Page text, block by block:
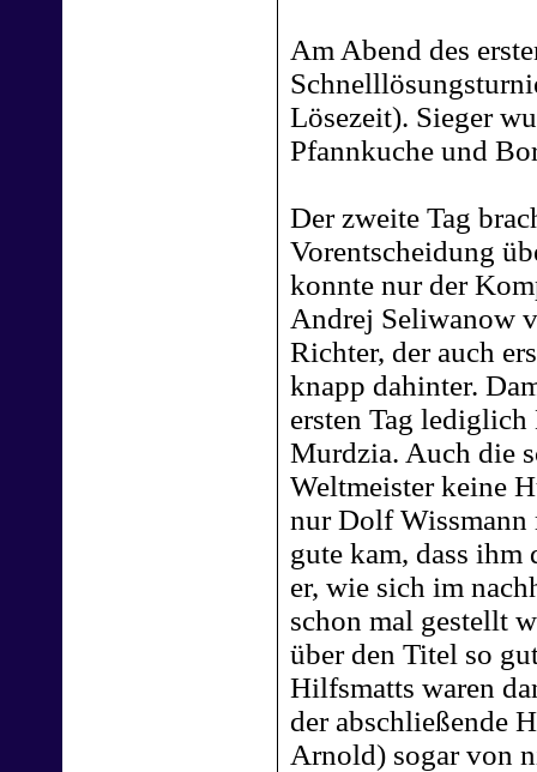
Am Abend des
Lösezeit). Sieger
Pfannkuche und
Der zweite Tag
Vorentscheidung
konnte nur der
Andrej Seliwanow
Richter, der auch
knapp dahinter.
ersten Tag
Murdzia. Auch die
Weltmeister keine
nur Dolf
gute kam, dass
er, wie sich im
schon mal gestellt
über den Titel so
Hilfsmatts waren
der abschließende
Arnold) sogar von